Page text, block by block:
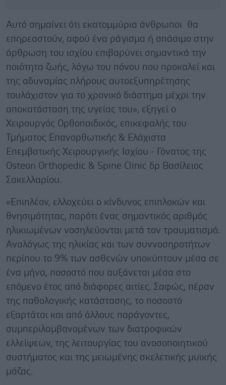
Αυτό σημαίνει ότι εκατομμύρια άνθρωποι θα
επηρεαστούν, αφού ένα ράγισμα ή σπάσιμο στην
άρθρωση του ισχίου επιβαρύνει σημαντικά την
ποιότητα ζωής, λόγω του πόνου που προκαλεί και
της αδυναμίας πλήρους αυτοεξυπηρέτησης
τουλάχιστον για το χρονικό διάστημα μέχρι την
αποκατάσταση της υγείας του», εξηγεί ο
Χειρουργός Ορθοπαιδικός, επικεφαλής του
Τμήματος Επανορθωτικής & Ελάχιστα
Επεμβατικής Χειρουργικής Ισχίου - Γόνατος της
Osteon Orthopedic & Spine Clinic δρ Βασίλειος
Σακελλαρίου.
«Επιπλέον, ελλοχεύει ο κίνδυνος επιπλοκών και
θνησιμότητας, παρότι ένας σημαντικός αριθμός
ηλικιωμένων νοσηλεύονται μετά τον τραυματισμό.
Αναλόγως της ηλικίας και των συννοσηροτήτων
περίπου το 9% των ασθενών υποκύπτουν μέσα σε
ένα μήνα, ποσοστό που αυξάνεται μέσα στο
επόμενο έτος από διάφορες αιτίες. Σαφώς, πέραν
της παθολογικής κατάστασης, το ποσοστό
εξαρτάται και από άλλους παράγοντες,
συμπεριλαμβανομένων των διατροφικών
ελλείψεων, της λειτουργίας του ανοσοποιητικού
συστήματος και της μειωμένης σκελετικής μυϊκής
μάζας.